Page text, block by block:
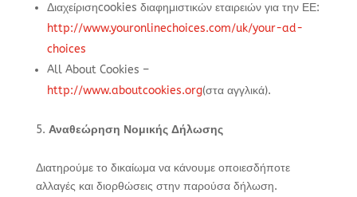
Διαχείρισηcookies διαφημιστικών εταιρειών για την ΕΕ:
http://www.youronlinechoices.com/uk/your-ad-
choices
All About Cookies –
http://www.aboutcookies.org(στα αγγλικά).
Αναθεώρηση Νομικής Δήλωσης
Διατηρούμε το δικαίωμα να κάνουμε οποιεσδήποτε
αλλαγές και διορθώσεις στην παρούσα δήλωση.